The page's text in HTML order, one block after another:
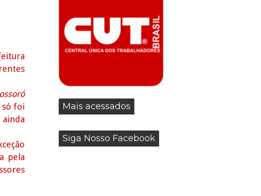
só foi
pela
Mais acessados
Siga Nosso Facebook